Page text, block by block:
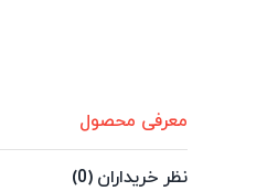
معرفی محصول
نظر خریداران (0)